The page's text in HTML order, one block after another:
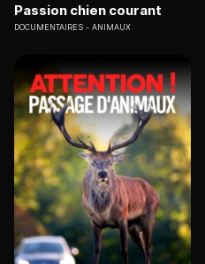
Passion chien courant
DOCUMENTAIRES ANIMAUX